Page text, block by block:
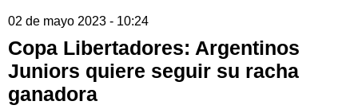
02 de mayo 2023 - 10:24
Copa Libertadores: Argentinos
Juniors quiere seguir su racha
ganadora